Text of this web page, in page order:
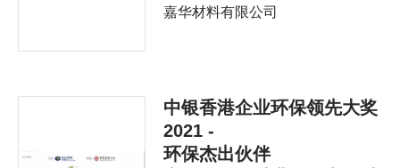
嘉华材料有限公司
中银香港企业环保领先大奖
2021 -
环保杰出伙伴